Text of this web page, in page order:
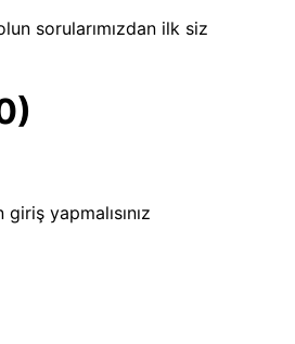
sorularımızdan ilk siz
yapmalısınız